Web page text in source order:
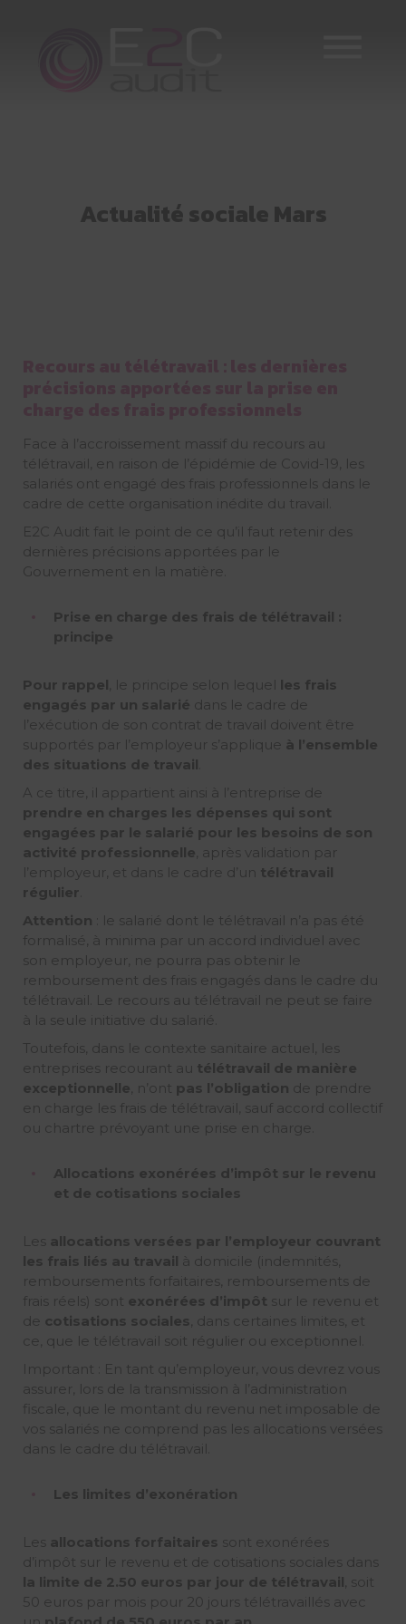
Actualité sociale Mars
Face à l’accroissement massif du recours au
télétravail, en raison de l’épidémie de Covid-19, les
salariés ont engagé des frais professionnels dans le
cadre de cette organisation inédite du travail.
E2C Audit fait le point de ce qu’il faut retenir des
dernières précisions apportées par le
Gouvernement en la matière.
Prise en charge des frais de télétravail :
principe
Pour rappel , le principe selon lequel les frais
engagés par un salarié dans le cadre de
l’exécution de son contrat de travail doivent être
supportés par l’employeur s’applique à l’ensemble
des situations de travail
A ce titre, il appartient ainsi à l’entreprise de
prendre en charges les dépenses qui sont
engagées par le salarié pour les besoins de son
activité professionnelle , après validation par
l’employeur, et dans le cadre d’un télétravail
régulier
Attention : le salarié dont le télétravail n’a pas été
formalisé, à minima par un accord individuel avec
son employeur, ne pourra pas obtenir le
remboursement des frais engagés dans le cadre du
télétravail. Le recours au télétravail ne peut se faire
à la seule initiative du salarié.
Toutefois, dans le contexte sanitaire actuel, les
entreprises recourant au télétravail de manière
exceptionnelle , n’ont pas l’obligation de prendre
en charge les frais de télétravail, sauf accord collectif
ou chartre prévoyant une prise en charge.
Allocations exonérées d’impôt sur le revenu
et de cotisations sociales
Les allocations versées par l’employeur couvrant
les frais liés au travail à domicile (indemnités,
remboursements forfaitaires, remboursements de
frais réels) sont exonérées d’impôt sur le revenu et
de cotisations sociales , dans certaines limites, et
ce, que le télétravail soit régulier ou exceptionnel.
Important : En tant qu’employeur, vous devrez vous
assurer, lors de la transmission à l’administration
fiscale, que le montant du revenu net imposable de
vos salariés ne comprend pas les allocations versées
dans le cadre du télétravail.
Les limites d’exonération
Les allocations forfaitaires sont exonérées
d’impôt sur le revenu et de cotisations sociales dans
la limite de 2.50 euros par jour de télétravail , soit
50 euros par mois pour 20 jours télétravaillés avec